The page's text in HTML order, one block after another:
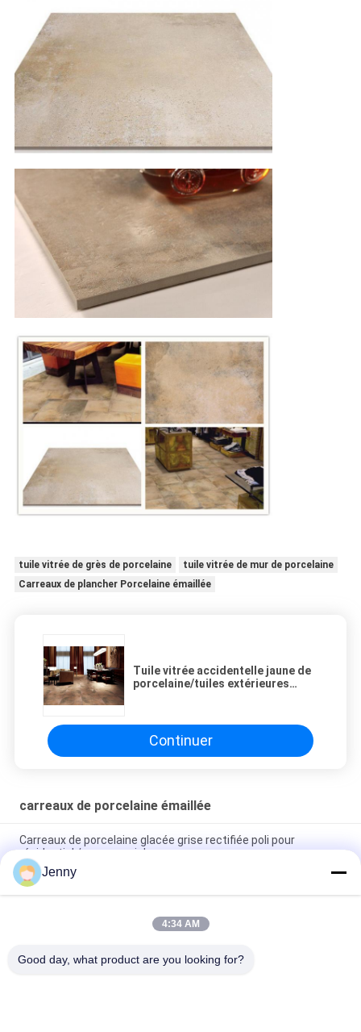
tuile vitrée de grès de porcelaine
tuile vitrée de mur de porcelaine
Carreaux de plancher Porcelaine émaillée
Tuile vitrée accidentelle jaune de
porcelaine/tuiles extérieures
Continuer
carreaux de porcelaine émaillée
Carreaux de porcelaine glacée grise rectifiée poli pour
résidentiel / commercial
Carreaux de porcelaine rectifiée glacée brillante avec finition
polie à faible absorption d'eau
Carreaux blancs vitrés Machine Carreaux de porcelaine de
Jenny
4:34 AM
Good day, what product are you looking for?